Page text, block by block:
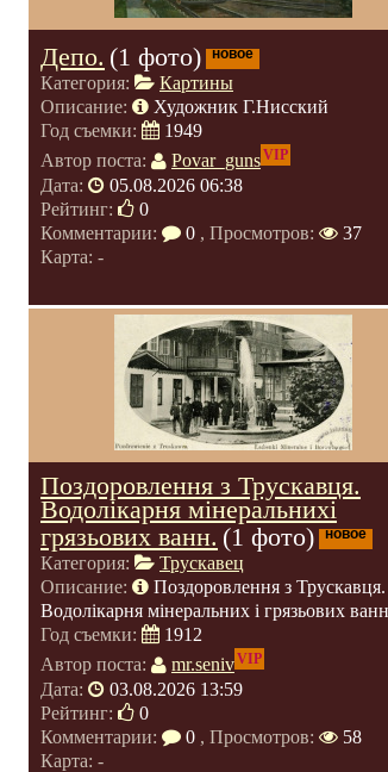
Депо. (1 фото) новое
Категория:
Картины
Описание:
Художник Г.Нисский
Год съемки:
1949
Автор поста:
Povar_gunsVIP
Дата:
05.08.2026 06:38
Рейтинг:
0
Комментарии:
0 , Просмотров:
37
Карта: -
Поздоровлення з Трускавця.
Водолікарня мінеральнихі
грязьових ванн. (1 фото) новое
Категория:
Трускавец
Описание:
Поздоровлення з Трускавця.
Водолікарня мінеральних і грязьових
Год съемки:
1912
Автор поста:
mr.senivVIP
Дата:
03.08.2026 13:59
Рейтинг:
0
Комментарии:
0 , Просмотров:
58
Карта: -